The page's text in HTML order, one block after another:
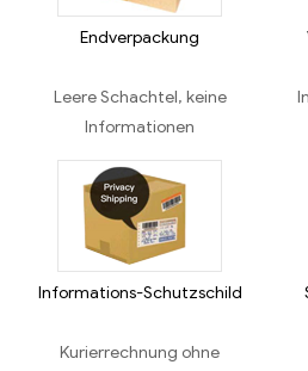
Endverpackung
Leere Schachtel, keine
Informationen
Informations-Schutzschild
Kurierrechnung ohne